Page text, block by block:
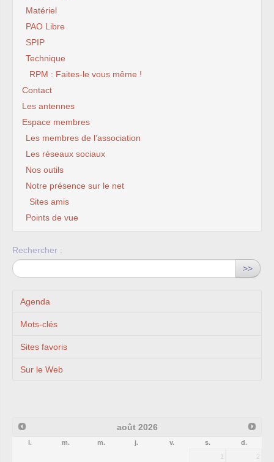
Matériel
PAO Libre
SPIP
Technique
RPM : Faites-le vous même !
Contact
Les antennes
Espace membres
Les membres de l’association
Les réseaux sociaux
Nos outils
Notre présence sur le net
Sites amis
Points de vue
Rechercher :
>>
Agenda
Mots-clés
Sites favoris
Sur le Web
août 2026
l. m. m. j. v. s.
d.
1
2